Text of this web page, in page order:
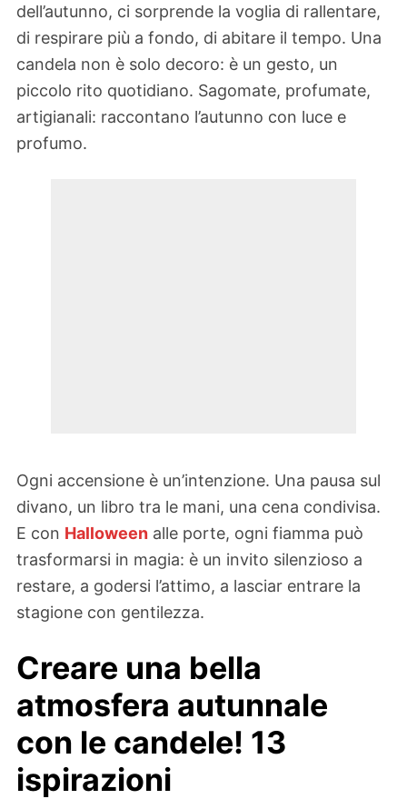
dell’autunno, ci sorprende la voglia di rallentare,
di respirare più a fondo, di abitare il tempo. Una
candela non è solo decoro: è un gesto, un
piccolo rito quotidiano. Sagomate, profumate,
artigianali: raccontano l’autunno con luce e
profumo.
Ogni accensione è un’intenzione. Una pausa sul
divano, un libro tra le mani, una cena condivisa.
E con Halloween alle porte, ogni fiamma può
trasformarsi in magia: è un invito silenzioso a
restare, a godersi l’attimo, a lasciar entrare la
stagione con gentilezza.
Creare una bella
atmosfera autunnale
con le candele! 13
ispirazioni